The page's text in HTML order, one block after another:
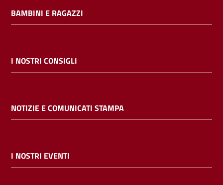
cataloghi
bibliotecario
BAMBINI E RAGAZZI
I NOSTRI CONSIGLI
NOTIZIE E COMUNICATI STAMPA
I NOSTRI EVENTI